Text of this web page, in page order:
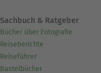
Sachbuch & Ratgeber
Bücher über Fotografie
Reiseberichte
Reiseführer
Bastelbücher